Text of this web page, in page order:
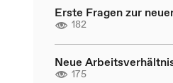
Erste Fragen zur
182
Neue
175